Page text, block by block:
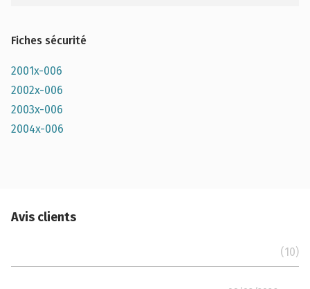
Fiches sécurité
2001x-006
2002x-006
2003x-006
2004x-006
Avis clients
(10)